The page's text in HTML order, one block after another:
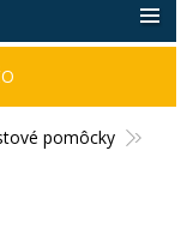
pomôcky